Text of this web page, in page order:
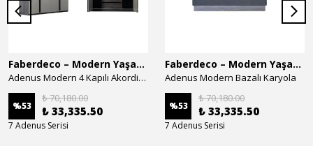
Faberdeco – Modern Yaşam Alanları İçin Özel Tasarım Mobilyalar
Adenus Modern 4 Kapılı Akordion Dolap
%53
₺ 70,180.00
₺ 33,335.50
7 Adenus Serisi
Faberdeco – Modern Yaşam Alanları İçin Özel Tasarım Mobilyalar
Adenus Modern Bazalı Karyola
%53
₺ 70,180.00
₺ 33,335.50
7 Adenus Serisi